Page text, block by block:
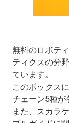
無料のロボテ
ティクスの分
ています。
このボックス
チェーン5種が
また、スカラ